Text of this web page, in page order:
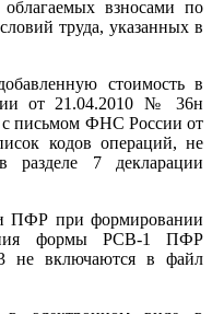
облагаемых взносами по
труда, указанных в
стоимость в
от 21.04.2010 № 36н
с письмом ФНС России от
кодов операций, не
разделе 7 декларации
ПФР при формировании
формы РСВ-1 ПФР
не включаются в файл